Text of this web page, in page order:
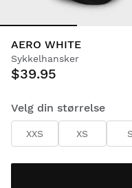
AERO WHITE
Sykkelhansker
$39.95
Velg din størrelse
XXS XS S